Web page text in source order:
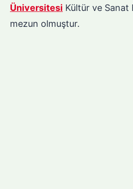
Üniversitesi Kültür ve Sanat
mezun olmuştur.